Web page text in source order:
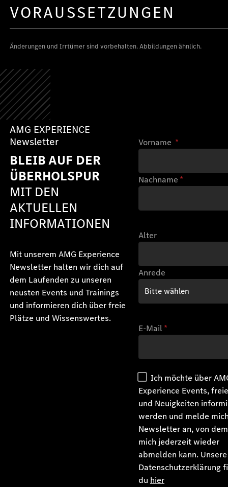
VORAUSSETZUNGEN
Änderungen und Irrtümer sind vorbehalten. Abbildungen ähnlich.
AMG EXPERIENCE
Newsletter
BLEIB AUF DER
ÜBERHOLSPUR
MIT DEN
AKTUELLEN
INFORMATIONEN
Mit unserem AMG Experience
Newsletter halten wir dich auf
dem Laufenden zu unseren
neusten Events und Trainings
und informieren dich über freie
Plätze und Wissenswertes.
Vorname *
Nachname *
Alter
Anrede
E-Mail *
Ich möchte über
Experience Events,
und Neuigkeiten
werden und melde
Newsletter an, von
mich jederzeit wieder
abmelden kann. Unsere
Datenschutzerklärung
du hier